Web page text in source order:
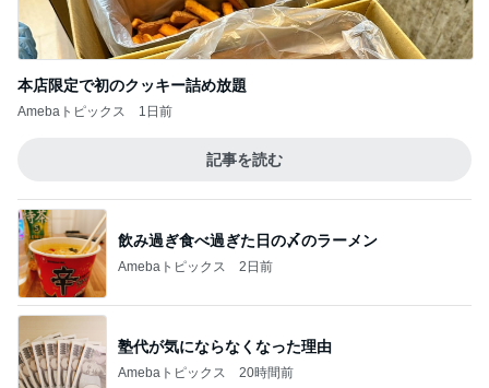
本店限定で初のクッキー詰め放題
Amebaトピックス 1日前
記事を読む
飲み過ぎ食べ過ぎた日の〆のラーメン
Amebaトピックス 2日前
塾代が気にならなくなった理由
Amebaトピックス 20時間前